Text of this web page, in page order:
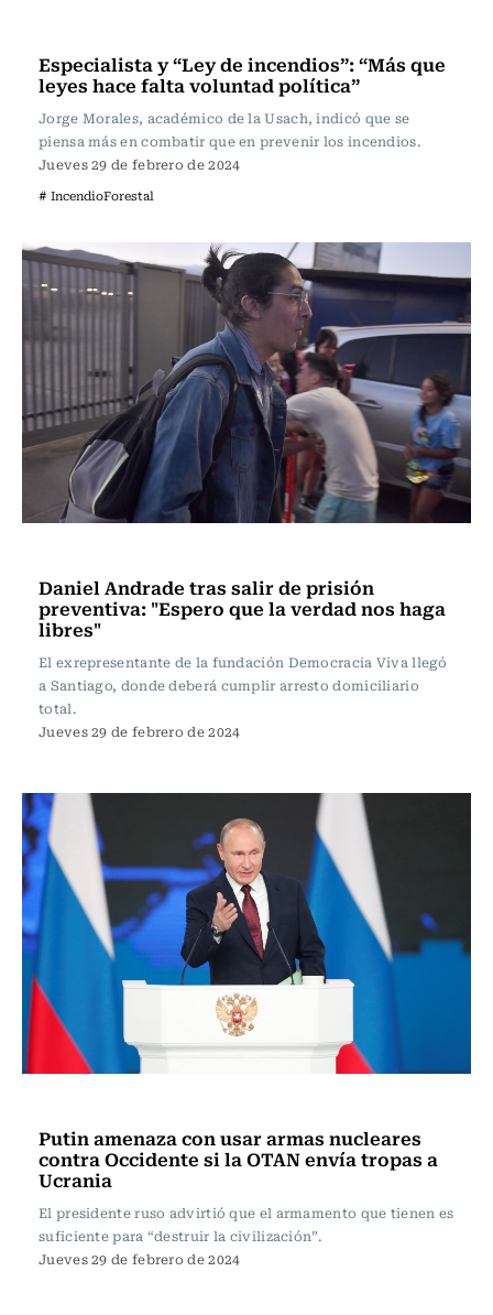
Especialista y “Ley de incendios”: “Más que
leyes hace falta voluntad política”
Jorge Morales, académico de la Usach, indicó que se
piensa más en combatir que en prevenir los incendios.
Jueves 29 de febrero de 2024
# IncendioForestal
Daniel Andrade tras salir de prisión
preventiva: "Espero que la verdad nos haga
libres"
El exrepresentante de la fundación Democracia Viva llegó
a Santiago, donde deberá cumplir arresto domiciliario
total.
Jueves 29 de febrero de 2024
Putin amenaza con usar armas nucleares
contra Occidente si la OTAN envía tropas a
Ucrania
El presidente ruso advirtió que el armamento que tienen es
suficiente para “destruir la civilización”.
Jueves 29 de febrero de 2024